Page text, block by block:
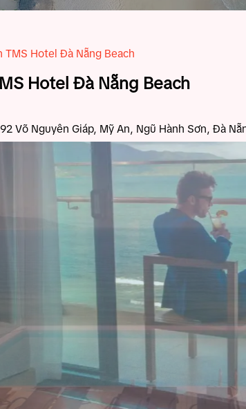
TMS Hotel Đà Nẵng Beach
Hotel Đà Nẵng Beach
Võ Nguyên Giáp, Mỹ An, Ngũ Hành Sơn, Đà